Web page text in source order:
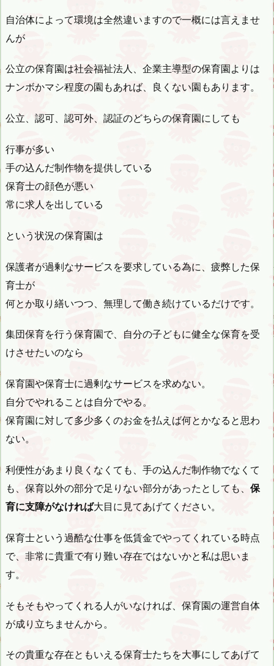
自治体によって環境は全然違いますので一概には言えませ
んが
公立の保育園は社会福祉法人、企業主導型の保育園よりは
ナンボかマシ程度の園もあれば、良くない園もあります。
公立、認可、認可外、認証のどちらの保育園にしても
行事が多い
手の込んだ制作物を提供している
保育士の顔色が悪い
常に求人を出している
という状況の保育園は
保護者が過剰なサービスを要求している為に、疲弊した保
育士が
何とか取り繕いつつ、無理して働き続けているだけです。
集団保育を行う保育園で、自分の子どもに健全な保育を受
けさせたいのなら
保育園や保育士に過剰なサービスを求めない。
自分でやれることは自分でやる。
保育園に対して多少多くのお金を払えば何とかなると思わ
ない。
利便性があまり良くなくても、手の込んだ制作物でなくて
も、保育以外の部分で足りない部分があったとしても、 保
育に支障がなければ大目に見てあげてください。
保育士という過酷な仕事を低賃金でやってくれている時点
で、非常に貴重で有り難い存在ではないかと私は思いま
す。
そもそもやってくれる人がいなければ、保育園の運営自体
が成り立ちませんから。
その貴重な存在ともいえる保育士たちを大事にしてあげて